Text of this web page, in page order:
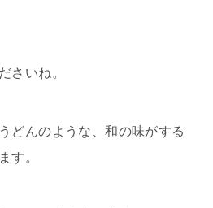
さいね。
どんのような、和の味がする
す。